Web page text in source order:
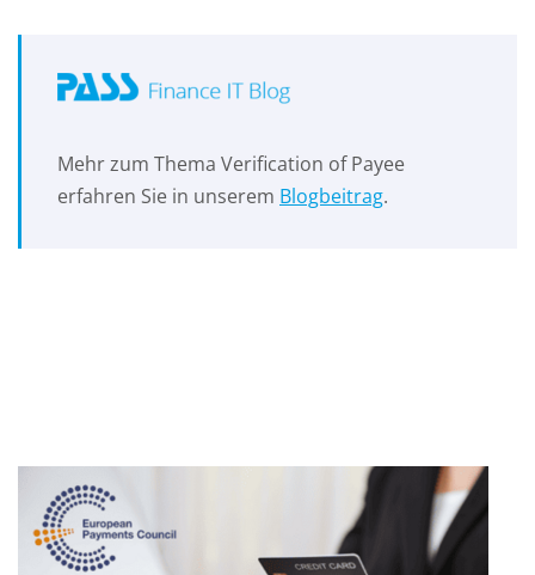
Mehr zum Thema Verification of Payee
erfahren Sie in unserem Blogbeitrag.